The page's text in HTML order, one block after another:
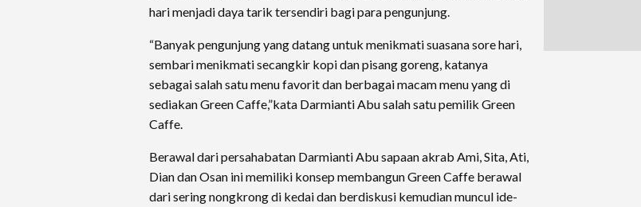
hari menjadi daya tarik tersendiri bagi para pengunjung.
“Banyak pengunjung yang datang untuk menikmati suasana sore hari,
sembari menikmati secangkir kopi dan pisang goreng, katanya
sebagai salah satu menu favorit dan berbagai macam menu yang di
sediakan Green Caffe,”kata Darmianti Abu salah satu pemilik Green
Caffe.
Berawal dari persahabatan Darmianti Abu sapaan akrab Ami, Sita, Ati,
Dian dan Osan ini memiliki konsep membangun Green Caffe berawal
dari sering nongkrong di kedai dan berdiskusi kemudian muncul ide-